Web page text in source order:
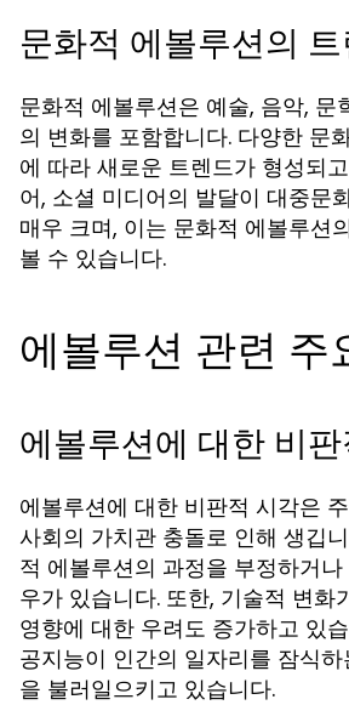
문화적 에볼루션의
문화적 에볼루션은 예술, 음악, 문
의 변화를 포함합니다. 다양한 문
에 따라 새로운 트렌드가 형성되
어, 소셜 미디어의 발달이 대중문
매우 크며, 이는 문화적 에볼루션
볼 수 있습니다.
에볼루션 관련 주
에볼루션에 대한 비
에볼루션에 대한 비판적 시각은
사회의 가치관 충돌로 인해 생깁
적 에볼루션의 과정을 부정하거
우가 있습니다. 또한, 기술적 변화
영향에 대한 우려도 증가하고 있
공지능이 인간의 일자리를 잠식
을 불러일으키고 있습니다.